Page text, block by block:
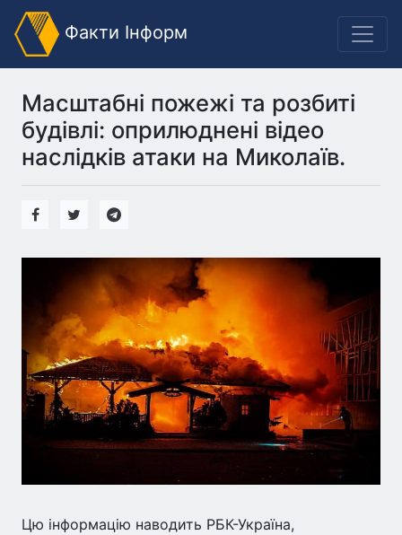
Факти Інформ
Масштабні пожежі та розбиті
будівлі: оприлюднені відео
наслідків атаки на Миколаїв.
Цю інформацію наводить РБК-Україна,